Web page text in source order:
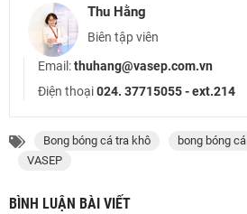
Thu Hằng
Biên tập viên
Email:thuhang@vasep.com.vn
Điện thoại024. 37715055 - ext.214
Bong bóng cá tra khô bong bóng cá
VASEP
BÌNH LUẬN BÀI VIẾT